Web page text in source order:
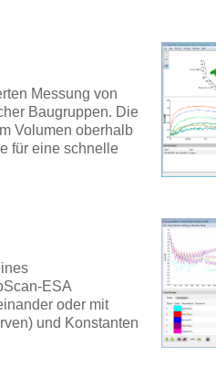
Messung von
Baugruppen. Die
Volumen oberhalb
für eine schnelle
ESA
oder mit
und Konstanten